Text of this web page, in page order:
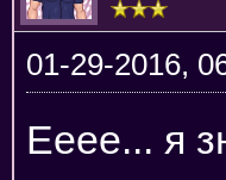
01-29-2016,
Ееее... я